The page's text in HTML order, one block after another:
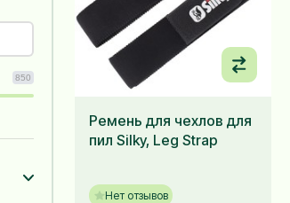
850
Ремень для чехлов для
пил Silky, Leg Strap
Нет отзывов